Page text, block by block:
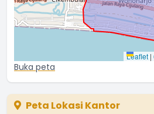
Leaflet |
Buka peta
Peta Lokasi Kantor